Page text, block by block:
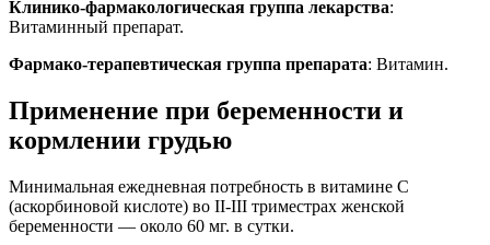
Клинико-фармакологическая группа лекарства:
Витаминный препарат.
Фармако-терапевтическая группа препарата: Витамин.
Применение при беременности и
кормлении грудью
Минимальная ежедневная потребность в витамине C
(аскорбиновой кислоте) во II-III триместрах женской
беременности — около 60 мг. в сутки.